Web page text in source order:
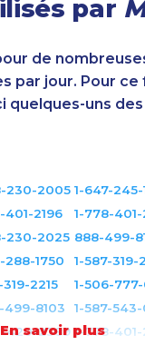
par
de
par jour. Pour
uns
En savoir plus
230-2005 1-647-
401-2196 1-778-
230-2025 888-499-
288-1750 1-587-319-
319-2215 1-506-
499-8103 1-587-
420-2389 1-778-401-